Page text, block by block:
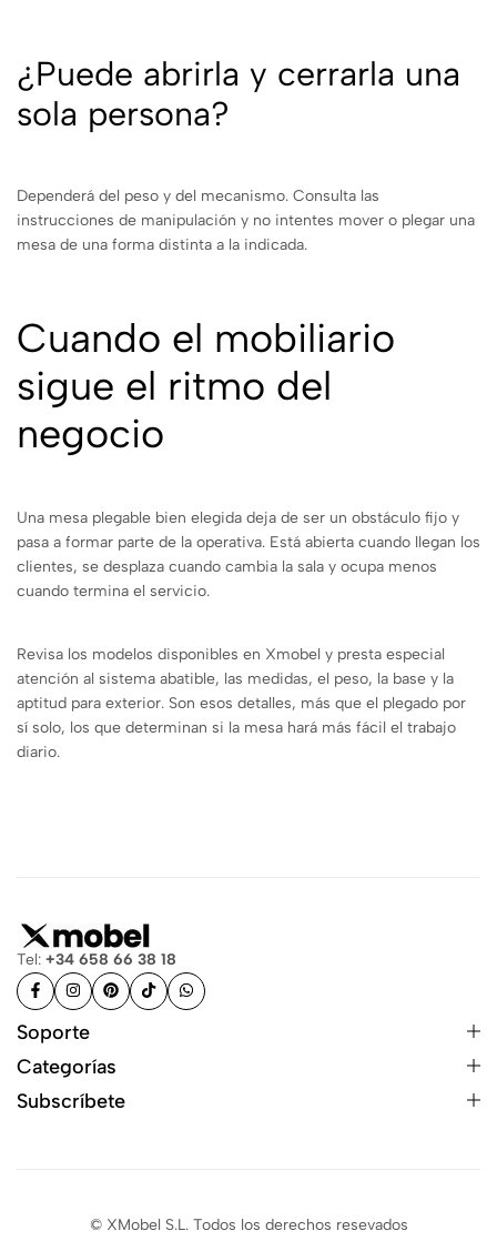
¿Puede abrirla y cerrarla una
sola persona?
Dependerá del peso y del mecanismo. Consulta las
instrucciones de manipulación y no intentes mover o plegar una
mesa de una forma distinta a la indicada.
Cuando el mobiliario
sigue el ritmo del
negocio
Una mesa plegable bien elegida deja de ser un obstáculo fijo y
pasa a formar parte de la operativa. Está abierta cuando llegan los
clientes, se desplaza cuando cambia la sala y ocupa menos
cuando termina el servicio.
Revisa los modelos disponibles en Xmobel y presta especial
atención al sistema abatible, las medidas, el peso, la base y la
aptitud para exterior. Son esos detalles, más que el plegado por
sí solo, los que determinan si la mesa hará más fácil el trabajo
diario.
Tel: +34 658 66 38 18
Soporte
Categorías
Subscríbete
© XMobel S.L. Todos los derechos resevados